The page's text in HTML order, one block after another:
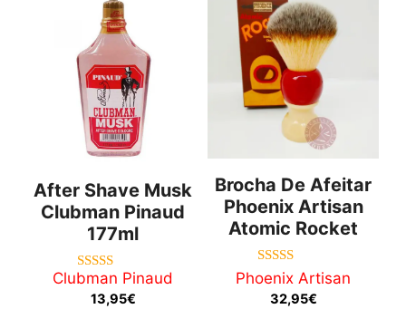
After Shave Musk
Clubman Pinaud
177ml
3.67
de 5
Clubman Pinaud
13,95€
Brocha De Afeitar
Phoenix Artisan
Atomic Rocket
5.00
de 5
Phoenix Artisan
32,95€